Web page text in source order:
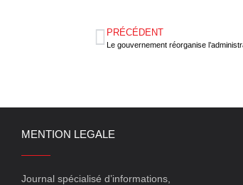
PRÉCÉDENT
Le gouvernement réorganise
MENTION LEGALE
Journal spécialisé d’informations,